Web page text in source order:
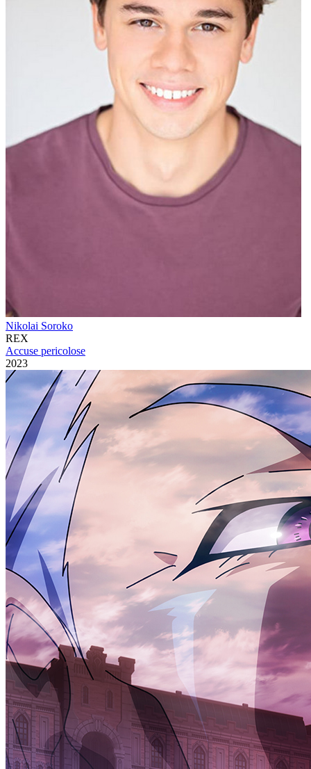
Nikolai Soroko
REX
Accuse pericolose
2023